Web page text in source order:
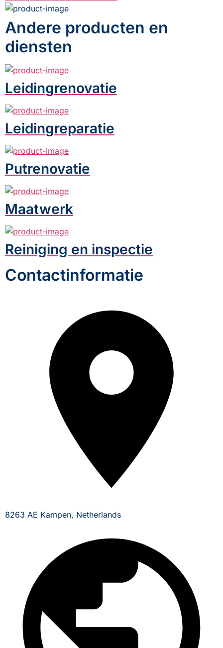
Andere producten en
diensten
Leidingrenovatie
Leidingreparatie
Putrenovatie
Maatwerk
Reiniging en inspectie
Contactinformatie
8263 AE Kampen, Netherlands